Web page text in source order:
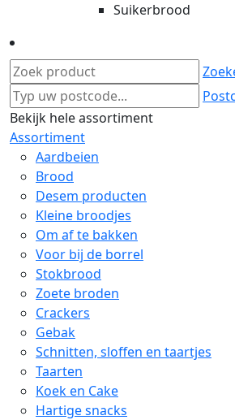
Suikerbrood
Bekijk hele assortiment
Assortiment
Aardbeien
Brood
Desem producten
Kleine broodjes
Om af te bakken
Voor bij de borrel
Stokbrood
Zoete broden
Crackers
Gebak
Schnitten, sloffen en taartjes
Taarten
Koek en Cake
Hartige snacks